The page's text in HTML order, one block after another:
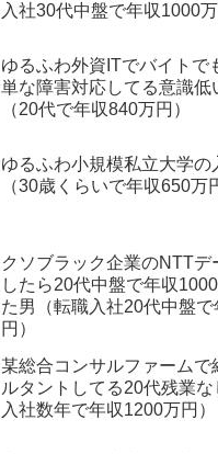
入社30代中盤で年収1000万
ゆるふわ外資ITでバイトで
単な障害対応してる意識低
（20代で年収840万円）
ゆるふわ小規模私立大学の
（30歳くらいで年収650万
クソブラック企業のNTTデ
したら20代中盤で年収
た男（転職入社20代中盤で
円）
某総合コンサルファームで
ルタントしてる20代残業
入社数年で年収1200万円）